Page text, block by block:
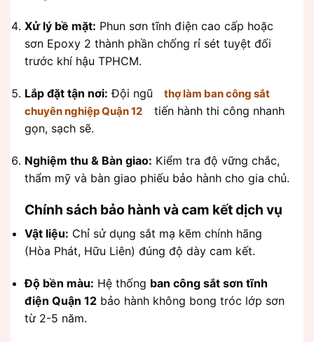
Xử lý bề mặt: Phun sơn tĩnh điện cao cấp hoặc
sơn Epoxy 2 thành phần chống rỉ sét tuyệt đối
trước khí hậu TPHCM.
Lắp đặt tận nơi: Đội ngũ
thợ làm ban công sắt
chuyên nghiệp Quận 12
tiến hành thi công nhanh
gọn, sạch sẽ.
Nghiệm thu & Bàn giao: Kiểm tra độ vững chắc,
thẩm mỹ và bàn giao phiếu bảo hành cho gia chủ.
Chính sách bảo hành và cam kết dịch vụ
Vật liệu: Chỉ sử dụng sắt mạ kẽm chính hãng
(Hòa Phát, Hữu Liên) đúng độ dày cam kết.
Độ bền màu: Hệ thống ban công sắt sơn tĩnh
điện Quận 12 bảo hành không bong tróc lớp sơn
từ 2-5 năm.